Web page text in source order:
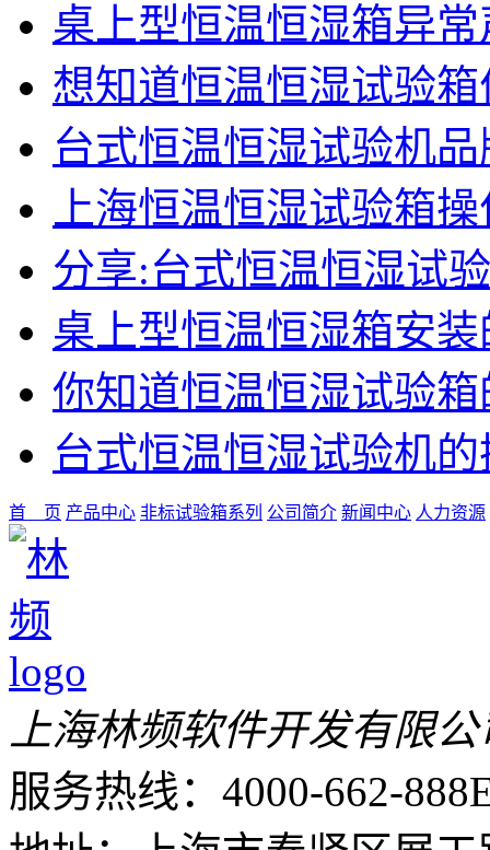
桌上型恒温恒湿箱异
想知道恒温恒湿试验
台式恒温恒湿试验机
上海恒温恒湿试验箱
分享:台式恒温恒湿试
桌上型恒温恒湿箱安
你知道恒温恒湿试验
台式恒温恒湿试验机
首 页 产品中心 非标试验箱系列 公司简介 新闻中心 人力资源
上海林频软件开发有限公
服务热线：4000-662-888